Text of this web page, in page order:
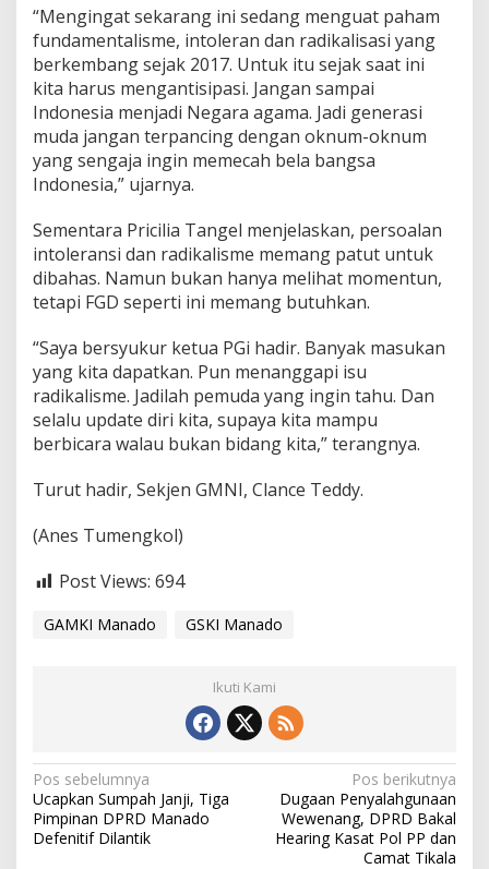
a
u
p
u
n
R
a
d
i
k
l
i
s
m
e
“Mengingat sekarang ini sedang menguat paham
fundamentalisme, intoleran dan radikalisasi yang
berkembang sejak 2017. Untuk itu sejak saat ini
kita harus mengantisipasi. Jangan sampai
Indonesia menjadi Negara agama. Jadi generasi
muda jangan terpancing dengan oknum-oknum
yang sengaja ingin memecah bela bangsa
Indonesia,” ujarnya.
Sementara Pricilia Tangel menjelaskan, persoalan
intoleransi dan radikalisme memang patut untuk
dibahas. Namun bukan hanya melihat momentun,
tetapi FGD seperti ini memang butuhkan.
“Saya bersyukur ketua PGi hadir. Banyak masukan
yang kita dapatkan. Pun menanggapi isu
radikalisme. Jadilah pemuda yang ingin tahu. Dan
selalu update diri kita, supaya kita mampu
berbicara walau bukan bidang kita,” terangnya.
Turut hadir, Sekjen GMNI, Clance Teddy.
(Anes Tumengkol)
Post Views: 694
GAMKI Manado GSKI Manado
Ikuti Kami
N
a
v
Pos sebelumnya
Ucapkan Sumpah Janji, Tiga
Pimpinan DPRD Manado
Defenitif Dilantik
Pos berikutnya
Dugaan Penyalahgunaan
Wewenang, DPRD Bakal
Hearing Kasat Pol PP dan
Camat Tikala